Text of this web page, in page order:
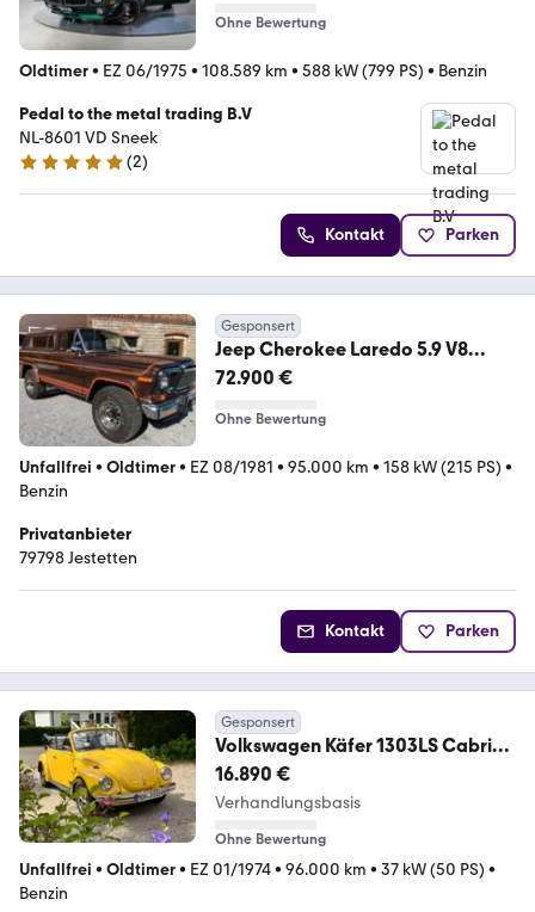
Ohne Bewertung
Oldtimer• EZ 06/1975 • 108.589 km • 588 kW (799 PS) • Benzin
Pedal to the metal trading B.V
NL-8601 VD Sneek
5 Sterne
(2)
Kontakt Parken
Gesponsert
Jeep Cherokee Laredo 5.9 V8
Automat
72.900 €
Ohne Bewertung
Unfallfrei • Oldtimer• EZ 08/1981 • 95.000 km • 158 kW (215 PS) •
Benzin
Privatanbieter
79798 Jestetten
Kontakt Parken
Gesponsert
Volkswagen Käfer 1303LS Cabrio
TOP Zustand
16.890 €
Verhandlungsbasis
Ohne Bewertung
Unfallfrei • Oldtimer• EZ 01/1974• 96.000 km • 37 kW (50 PS) •
Benzin